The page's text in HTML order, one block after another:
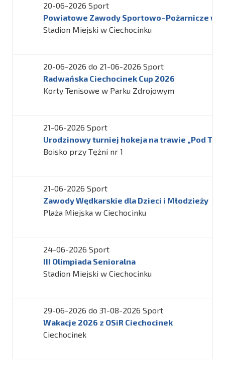
20-06-2026 Sport
Powiatowe Zawody Sportowo–Pożarnicze w
Stadion Miejski w Ciechocinku
20-06-2026 do 21-06-2026 Sport
Radwańska Ciechocinek Cup 2026
Korty Tenisowe w Parku Zdrojowym
21-06-2026 Sport
Urodzinowy turniej hokeja na trawie „Pod
Boisko przy Tężni nr 1
21-06-2026 Sport
Zawody Wędkarskie dla Dzieci i Młodzieży
Plaża Miejska w Ciechocinku
24-06-2026 Sport
III Olimpiada Senioralna
Stadion Miejski w Ciechocinku
29-06-2026 do 31-08-2026 Sport
Wakacje 2026 z OSiR Ciechocinek
Ciechocinek